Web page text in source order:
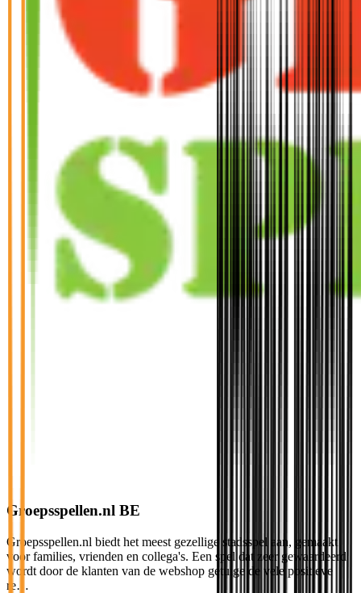
Groepsspellen.nl BE
Groepsspellen.nl biedt het meest gezellige stadsspel aan, gemaakt
voor families, vrienden en collega's. Een spel dat zeer gewaardeerd
wordt door de klanten van de webshop getuige de vele positieve
re…